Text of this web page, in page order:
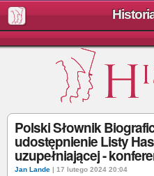
Polski Słownik
udostępnienie Listy
uzupełniającej -
Jan Lande | 17 lutego 2024 20:04